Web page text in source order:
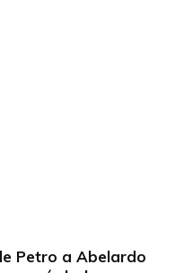
Petro a Abelardo